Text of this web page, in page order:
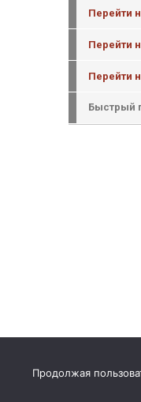
Перейти
Перейти
Перейти
Быстрый
Продолжая